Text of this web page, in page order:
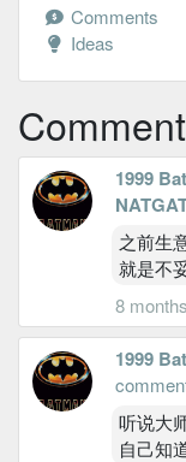
Comments
Ideas
1999
之前生
就是不
8 months
1999
听说大
自己知